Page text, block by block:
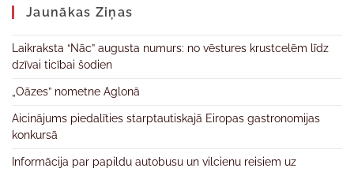
Jaunākas Ziņas
Laikraksta “Nāc” augusta numurs: no vēstures krustcelēm līdz
dzīvai ticībai šodien
„Oāzes” nometne Aglonā
Aicinājums piedalīties starptautiskajā Eiropas gastronomijas
konkursā
Informācija par papildu autobusu un vilcienu reisiem uz